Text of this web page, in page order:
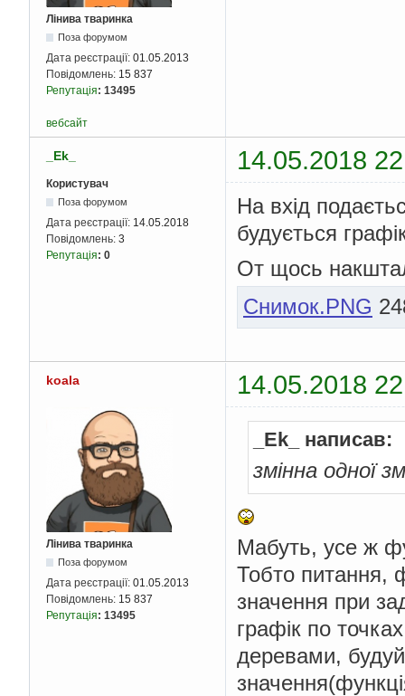
Лінива тваринка
Поза форумом
Дата реєстрації: 01.05.2013
Повідомлень: 15 837
Репутація: 13495
вебсайт
_Ek_ 14.05.2018
Користувач
Поза форумом
Дата реєстрації: 14.05.2018
Повідомлень: 3
Репутація: 0
На вхід
будується
От щось
Снимок.PNG
koala 14.05.2018
Лінива тваринка
Поза форумом
Дата реєстрації: 01.05.2013
Повідомлень: 15 837
Репутація: 13495
_Ek_ написав:
змінна одної
Мабуть, усе ж
Тобто питання,
значення при
графік по
деревами,